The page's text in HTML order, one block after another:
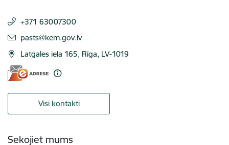
+371 63007300
E-pasts:
pasts@kem.gov.lv
Latgales iela 165, Rīga, LV-1019
Visi kontakti
Sekojiet mums